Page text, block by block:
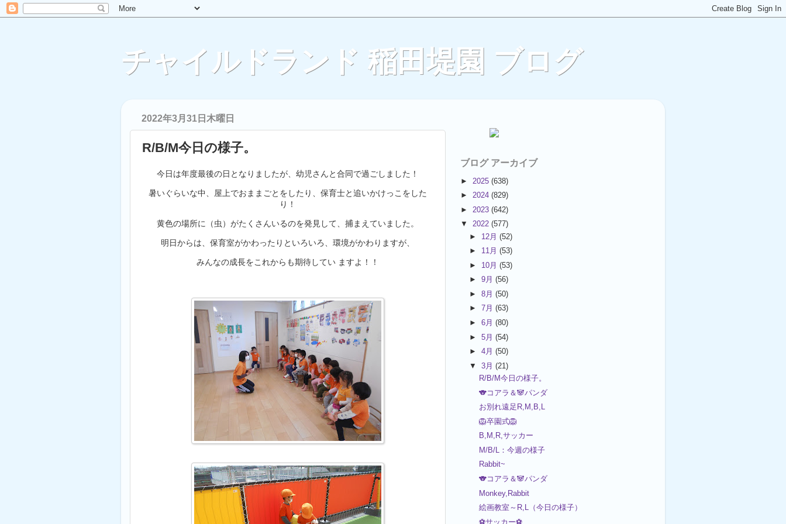
チャイルドランド 稲田堤園 ブログ
2022年3月31日木曜日
R/B/M今日の様子。
今日は年度最後の日となりましたが、幼児さんと合同で過ごしました！
暑いぐらいな中、屋上でおままごとをしたり、保育士と追いかけっこをした
り！
黄色の場所に（虫）がたくさんいるのを発見して、捕まえていました。
明日からは、保育室がかわったりといろいろ、環境がかわりますが、
みんなの成長をこれからも期待してい ますよ！！
ブログ アーカイブ
► 2025 (638)
► 2024 (829)
► 2023 (642)
▼ 2022 (577)
► 12月(52)
► 11月(53)
► 10月(53)
►9月(56)
►8月(50)
►7月(63)
►6月(80)
►5月(54)
►4月(50)
▼3月(21)
R/B/M今日の様子。
🐨コアラ＆🐼パンダ
お別れ遠足R,M,B,L
️🦁卒園式️🦁
B,M,R,サッカー
M/B/L：今週の様子
Rabbit~
🐨コアラ＆🐼パンダ
Monkey,Rabbit
絵画教室～R,L（今日の様子）
⚽サッカー⚽